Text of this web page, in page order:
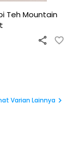
Teh Mountain
Varian Lainnya